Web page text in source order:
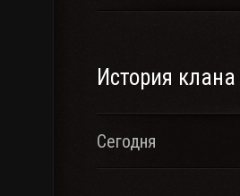
История клана
Сегодня